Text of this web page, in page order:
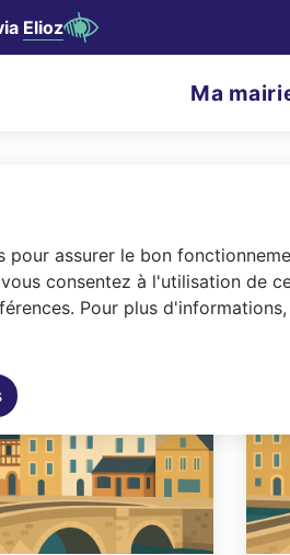
pour assurer le bon
consentez à l'utilisation de
Pour plus
principal
Elioz
Menu principal
N
g
a
t
n
p
r
Ma
des associations
à 36 sur 264 résultats